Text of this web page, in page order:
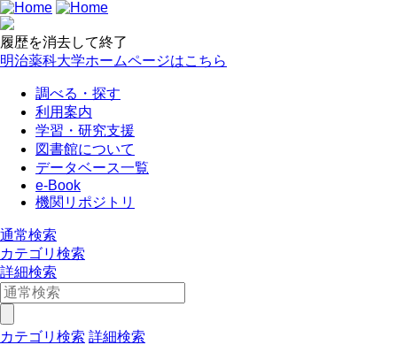
履歴を消去して終了
明治薬科大学ホームページはこちら
調べる・探す
利用案内
学習・研究支援
図書館について
データベース一覧
e-Book
機関リポジトリ
通常検索
カテゴリ検索
詳細検索
カテゴリ検索 詳細検索